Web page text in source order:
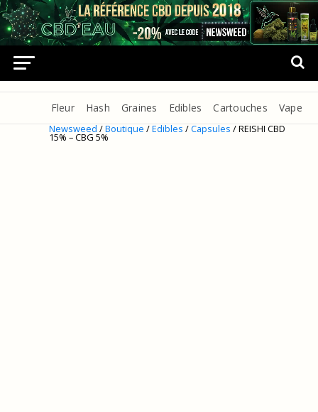
Fleur Hash Graines Edibles Cartouches Vape
Newsweed/Boutique/Edibles/Capsules/ REISHI CBD
15% – CBG 5%